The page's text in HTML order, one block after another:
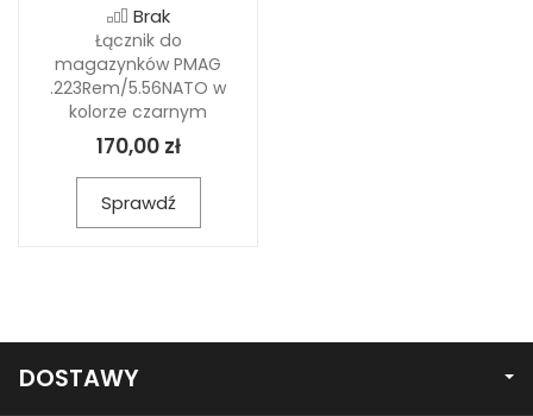
Brak
Łącznik do
magazynków PMAG
.223Rem/5.56NATO w
kolorze czarnym
170,00 zł
Sprawdź
DOSTAWY